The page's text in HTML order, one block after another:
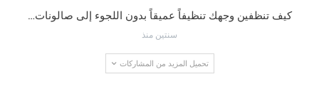
كيف تنظفين وجهك تنظيفاً عميقاً بدون اللجوء إلى صالونات…
سنتين منذ
تحميل المزيد من المشاركات